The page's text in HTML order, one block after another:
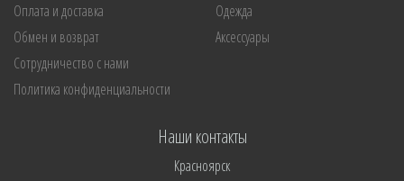
Оплата и доставка
Обмен и возврат
Сотрудничество с нами
Политика конфиденциальности
Одежда
Аксессуары
Наши контакты
Красноярск